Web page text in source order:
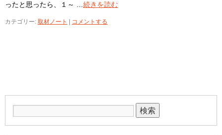
ったと思ったら、１～ … 続きを読む
カテゴリー: 取材ノート コメントする